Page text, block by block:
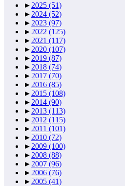
► 2025 (51)
► 2024 (52)
► 2023 (97)
► 2022 (125)
► 2021 (117)
► 2020 (107)
► 2019 (87)
► 2018 (74)
► 2017 (70)
► 2016 (85)
► 2015 (108)
► 2014 (90)
► 2013 (113)
► 2012 (115)
► 2011 (101)
► 2010 (72)
► 2009 (100)
► 2008 (88)
► 2007 (96)
► 2006 (76)
► 2005 (41)